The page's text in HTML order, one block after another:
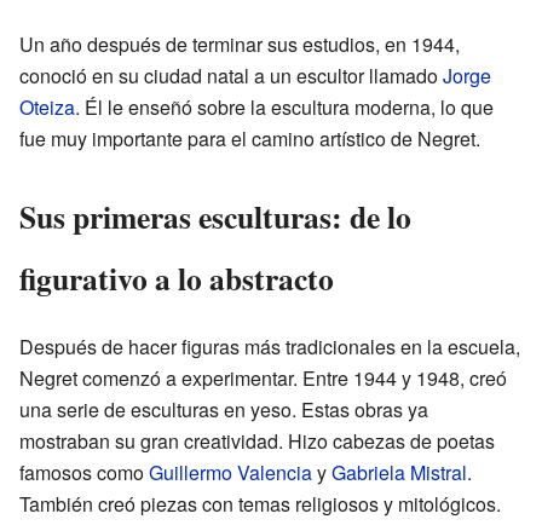
Un año después de terminar sus estudios, en 1944,
conoció en su ciudad natal a un escultor llamadoJorge
Oteiza. Él le enseñó sobre la escultura moderna, lo que
fue muy importante para el camino artístico de Negret.
Sus primeras esculturas: de lo
figurativo a lo abstracto
Después de hacer figuras más tradicionales en la escuela,
Negret comenzó a experimentar. Entre 1944 y 1948, creó
una serie de esculturas en yeso. Estas obras ya
mostraban su gran creatividad. Hizo cabezas de poetas
famosos comoGuillermo ValenciayGabriela Mistral.
También creó piezas con temas religiosos y mitológicos.